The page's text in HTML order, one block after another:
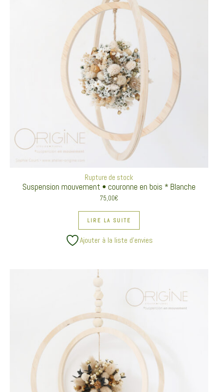
Rupture de stock
Suspension mouvement • couronne en bois * Blanche
75,00€
LIRE LA SUITE
Ajouter à la liste d’envies